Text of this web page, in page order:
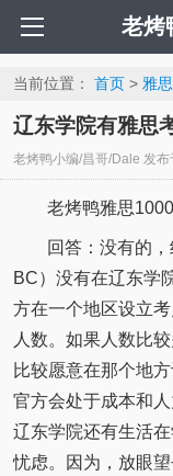
老烤
当前位置： 首页> 雅
辽东学院有雅思
老烤鸭小编/昌哥/Dale 发布
老烤鸭雅思
回答：没有的
BC）没有在辽东学
方在一个地区设立
人数。如果人数比
比较愿意在那个地
官方会处于成本和
辽东学院还有生活
忧虑。因为，放眼